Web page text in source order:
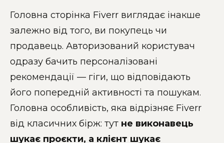
Головна сторінка Fiverr виглядає інакше
залежно від того, ви покупець чи
продавець. Авторизований користувач
одразу бачить персоналізовані
рекомендації — гіги, що відповідають
його попередній активності та пошукам.
Головна особливість, яка відрізняє Fiverr
від класичних бірж: тут не виконавець
шукає проєкти, а клієнт шукає